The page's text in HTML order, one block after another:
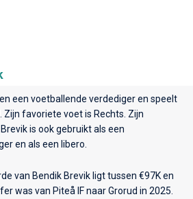
een voetballende verdediger en speelt
. Zijn favoriete voet is Rechts. Zijn
is ook gebruikt als een
en als een libero.
van Bendik Brevik ligt tussen €97K en
was van Piteå IF naar Grorud in 2025.